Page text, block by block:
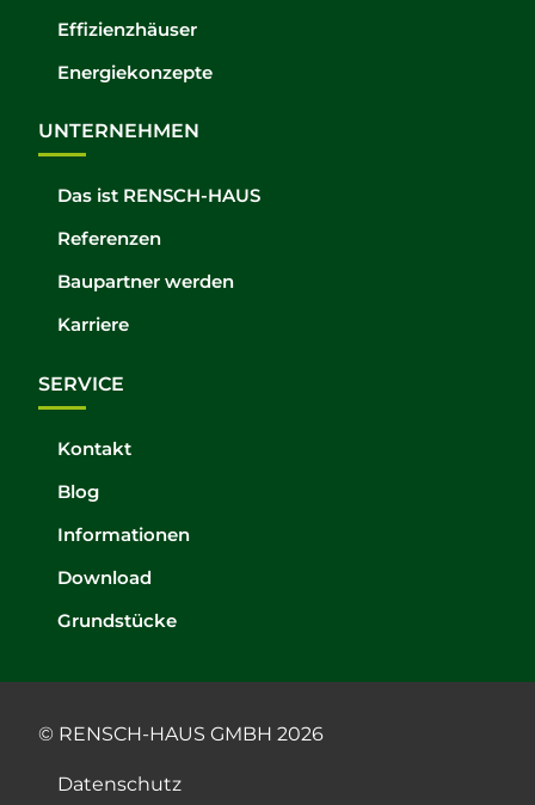
Effizienzhäuser
Energiekonzepte
UNTERNEHMEN
Das ist RENSCH-HAUS
Referenzen
Baupartner werden
Karriere
SERVICE
Kontakt
Blog
Informationen
Download
Grundstücke
© RENSCH-HAUS GMBH 2026
Datenschutz